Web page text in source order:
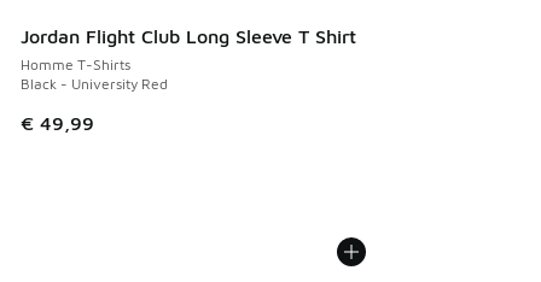
Jordan Flight Club Long Sleeve T Shirt
Homme T-Shirts
Black - University Red
€ 49,99